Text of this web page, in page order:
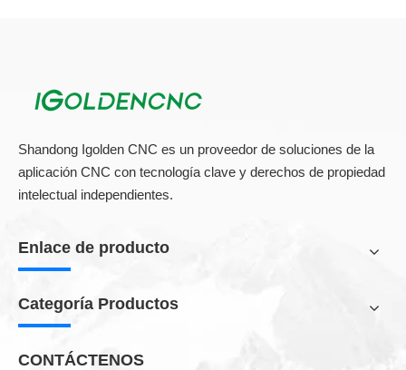
Grabado de marcado láser
Todos los productos
Shandong Igolden CNC es un proveedor de soluciones de la
aplicación CNC con tecnología clave y derechos de propiedad
intelectual independientes.
Enlace de producto
Categoría Productos
CONTÁCTENOS